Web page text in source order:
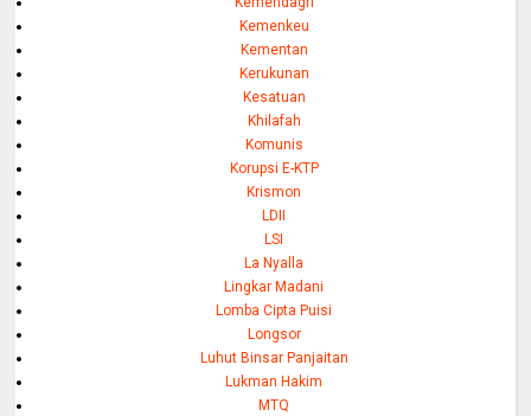
Kemenkeu
Kementan
Kerukunan
Kesatuan
Khilafah
Komunis
Korupsi E-KTP
Krismon
LDII
LSI
La Nyalla
Lingkar Madani
Lomba Cipta Puisi
Longsor
Luhut Binsar Panjaitan
Lukman Hakim
MTQ